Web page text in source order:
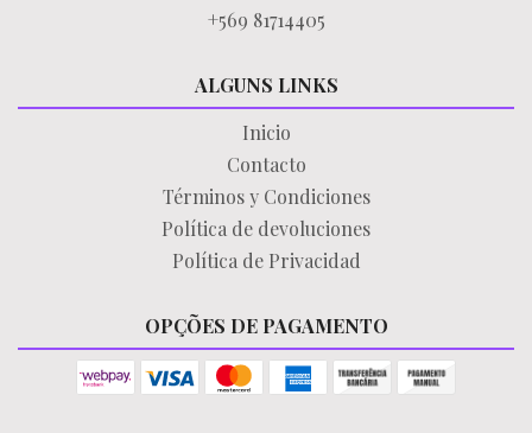
+569 81714405
ALGUNS LINKS
Inicio
Contacto
Términos y Condiciones
Política de devoluciones
Política de Privacidad
OPÇÕES DE PAGAMENTO